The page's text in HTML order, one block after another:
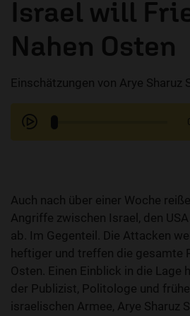
Israel will
Nahen Osten
Einschätzungen von Arye Sharuz
Auch nach über einer Woche
Angriffe zwischen Israel, den
ab. Im Gegenteil. Die Attacken
heftiger und treffen die gesamte
Osten. Einen Einblick in die Lage
der Publizist, Politologe und
israelischen Armee, Arye Sharuz